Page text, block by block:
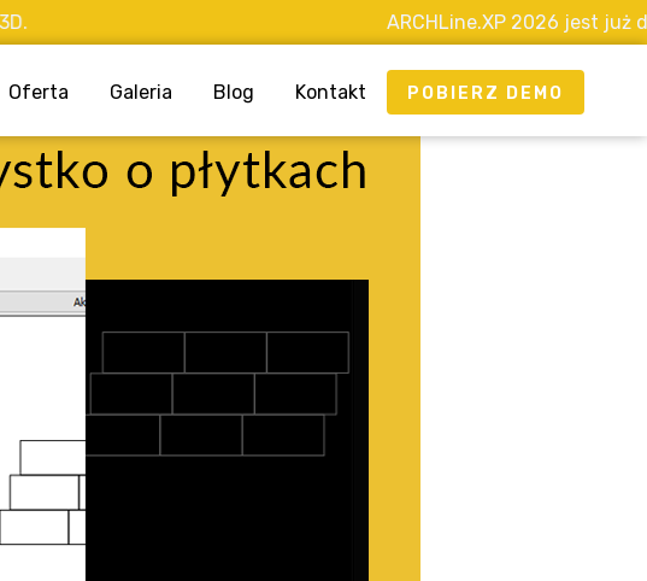
ARCHLine.XP 2026 jest już dostępny!
Oferta Galeria Blog Kontakt POBIERZ DEMO